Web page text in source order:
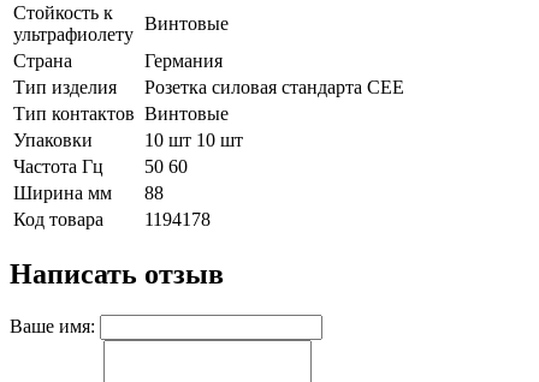
Стойкость к
ультрафиолету
Винтовые
Страна
Германия
Тип изделия
Розетка силовая стандарта CEE
Тип контактов Винтовые
Упаковки
10 шт 10 шт
Частота Гц
50 60
Ширина мм
88
Код товара
1194178
Написать отзыв
Ваше имя: